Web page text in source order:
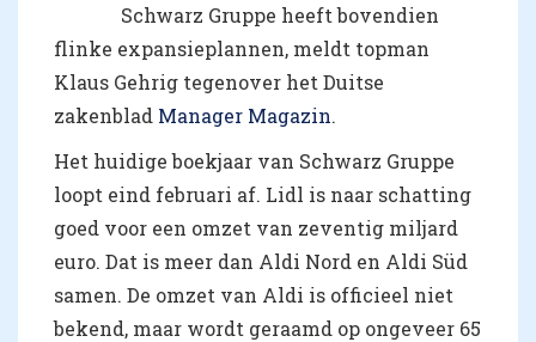
Schwarz Gruppe heeft bovendien
flinke expansieplannen, meldt topman
Klaus Gehrig tegenover het Duitse
zakenblad Manager Magazin.
Het huidige boekjaar van Schwarz Gruppe
loopt eind februari af. Lidl is naar schatting
goed voor een omzet van zeventig miljard
euro. Dat is meer dan Aldi Nord en Aldi Süd
samen. De omzet van Aldi is officieel niet
bekend, maar wordt geraamd op ongeveer 65